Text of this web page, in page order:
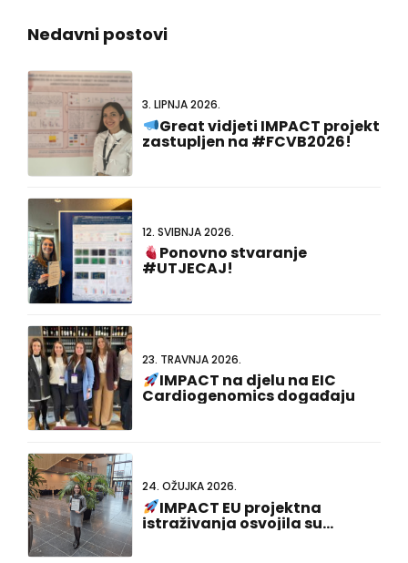
Nedavni postovi
3. LIPNJA 2026.
Great vidjeti IMPACT projekt
zastupljen na #FCVB2026!
12. SVIBNJA 2026.
Ponovno stvaranje
#UTJECAJ!
23. TRAVNJA 2026.
IMPACT na djelu na EIC
Cardiogenomics događaju
24. OŽUJKA 2026.
IMPACT EU projektna
istraživanja osvojila su